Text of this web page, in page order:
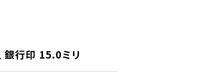
行印 15.0ミリ